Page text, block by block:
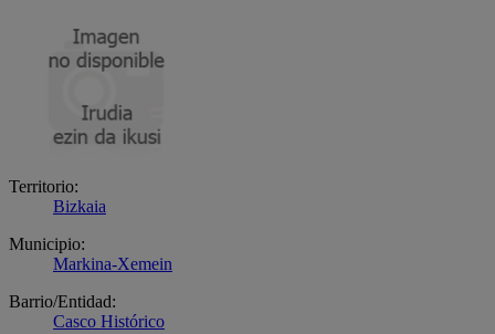
Territorio:
Bizkaia
Municipio:
Markina-Xemein
Barrio/Entidad:
Casco Histórico